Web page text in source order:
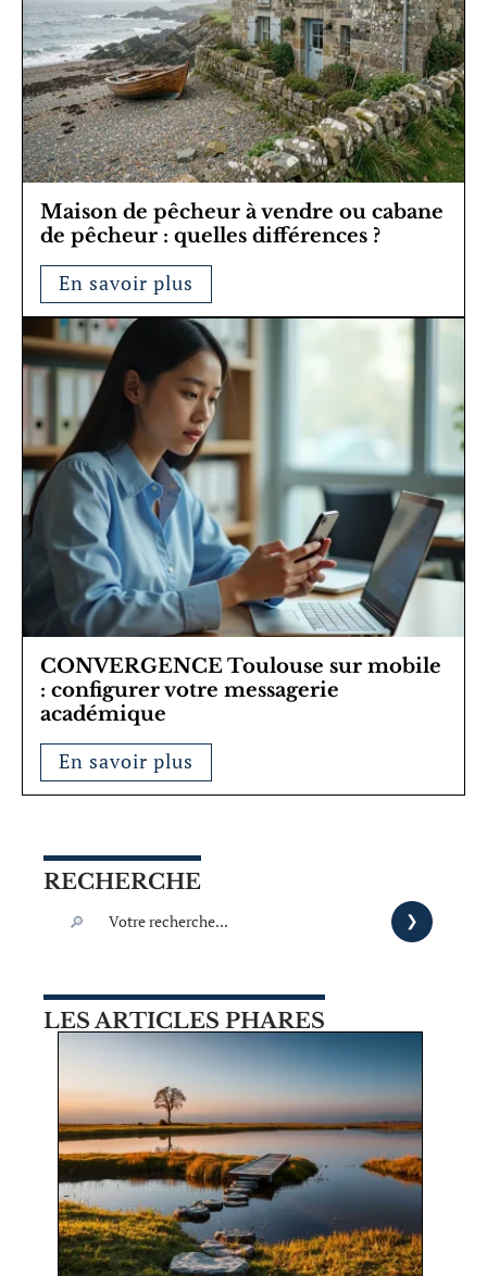
Maison de pêcheur à vendre ou cabane
de pêcheur : quelles différences ?
En savoir plus
CONVERGENCE Toulouse sur mobile
: configurer votre messagerie
académique
En savoir plus
RECHERCHE
LES ARTICLES PHARES